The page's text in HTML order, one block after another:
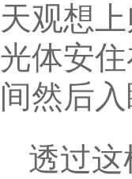
天观想
光体安
间然后入
透过